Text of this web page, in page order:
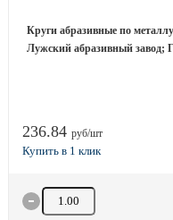
Круги абразивные по
Лужский абразивный завод;
236.84 руб/шт
Количество товара